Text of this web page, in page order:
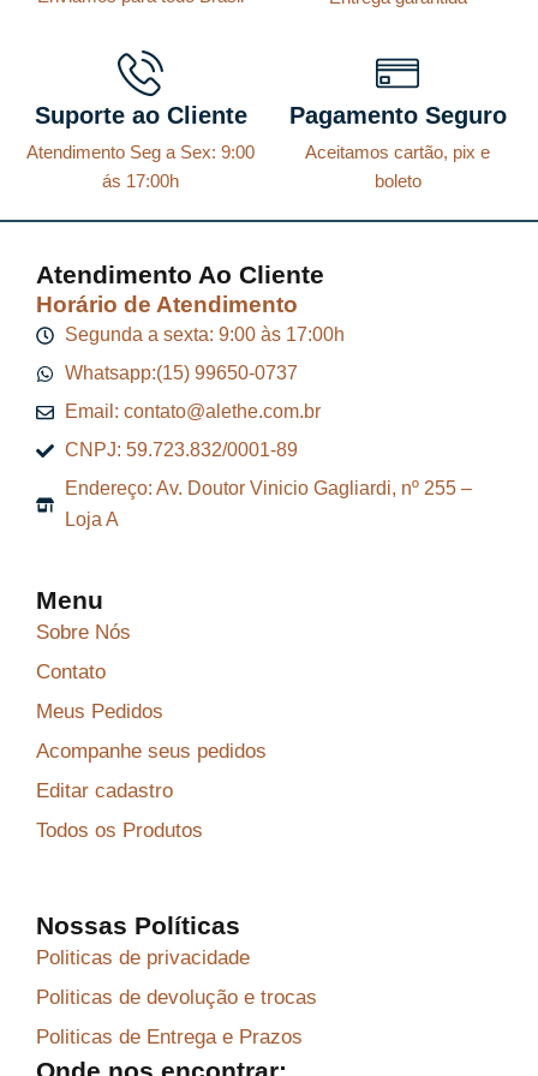
Suporte ao Cliente
Atendimento Seg a Sex: 9:00
ás 17:00h
Pagamento Seguro
Aceitamos cartão, pix e
boleto
Atendimento Ao Cliente
Horário de Atendimento
Segunda a sexta: 9:00 às 17:00h
Whatsapp:(15) 99650-0737
Email: contato@alethe.com.br
CNPJ: 59.723.832/0001-89
Endereço: Av. Doutor Vinicio Gagliardi, nº 255 –
Loja A
Menu
Sobre Nós
Contato
Meus Pedidos
Acompanhe seus pedidos
Editar cadastro
Todos os Produtos
Nossas Políticas
Politicas de privacidade
Politicas de devolução e trocas
Politicas de Entrega e Prazos